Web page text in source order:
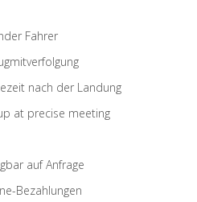
Fahrer
nach der Landung
at precise meeting
auf Anfrage
Bezahlungen